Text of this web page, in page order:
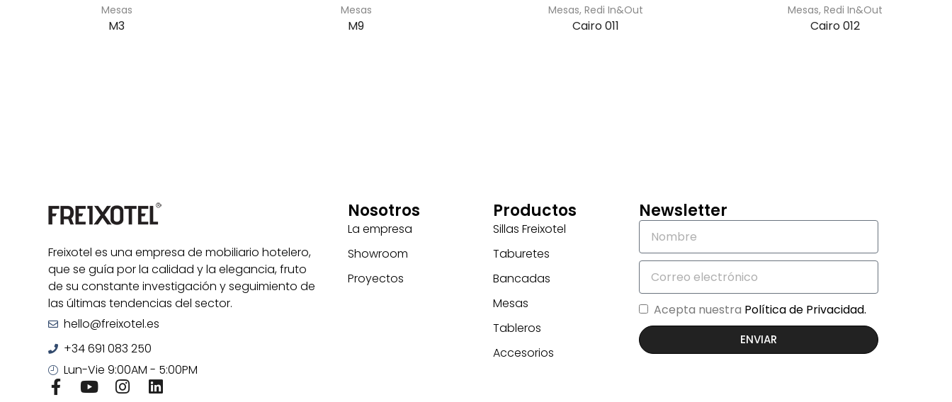
Mesas
M3
Mesas
M9
Mesas,Redi In&Out
Cairo 011
Mesas,Redi In&Out
Cairo 012
Freixotel es una empresa de mobiliario hotelero,
que se guía por la calidad y la elegancia, fruto
de su constante investigación y seguimiento de
las últimas tendencias del sector.
hello@freixotel.es
+34 691 083 250
Lun-Vie 9:00AM - 5:00PM
Nosotros
La empresa
Showroom
Proyectos
Productos
Sillas Freixotel
Taburetes
Bancadas
Mesas
Tableros
Accesorios
Newsletter
Acepta nuestra Política de Privacidad.
ENVIAR